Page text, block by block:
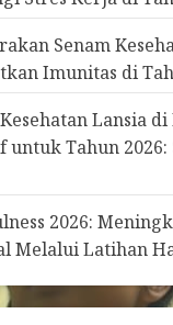
Senam
Imunitas di
Lansia
untuk Tahun
2026:
Melalui Latihan